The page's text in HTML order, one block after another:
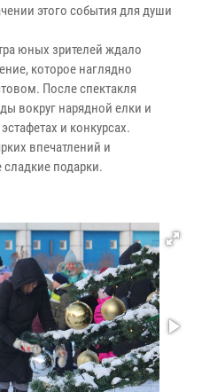
этого события для души
юных зрителей ждало
которое наглядно
После спектакля
вокруг нарядной елки и
и конкурсах.
впечатлений и
подарки.